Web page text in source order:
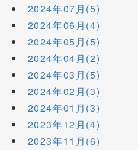
2024年07月(5)
2024年06月(4)
2024年05月(5)
2024年04月(2)
2024年03月(5)
2024年02月(3)
2024年01月(3)
2023年12月(4)
2023年11月(6)